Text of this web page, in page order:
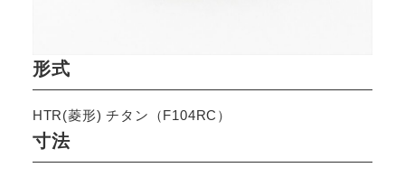
形式
HTR(菱形) チタン（F104RC）
寸法